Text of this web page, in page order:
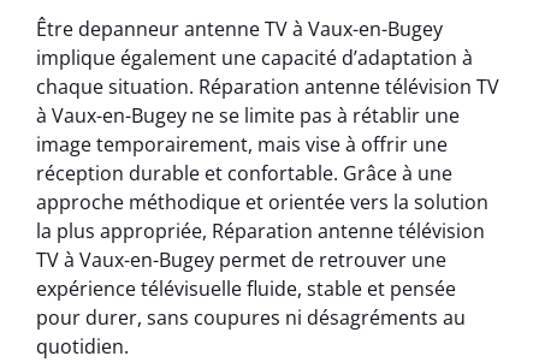
Être depanneur antenne TV à Vaux-en-Bugey
implique également une capacité d’adaptation à
chaque situation. Réparation antenne télévision TV
à Vaux-en-Bugey ne se limite pas à rétablir une
image temporairement, mais vise à offrir une
réception durable et confortable. Grâce à une
approche méthodique et orientée vers la solution
la plus appropriée, Réparation antenne télévision
TV à Vaux-en-Bugey permet de retrouver une
expérience télévisuelle fluide, stable et pensée
pour durer, sans coupures ni désagréments au
quotidien.